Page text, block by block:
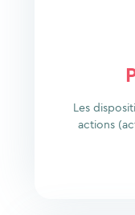
Les
actions